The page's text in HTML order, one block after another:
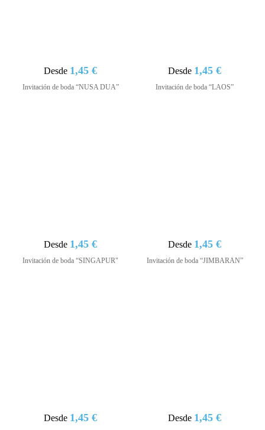
Desde 1,45 €
Invitación de boda “NUSA DUA”
Desde 1,45 €
Invitación de boda “LAOS”
Desde 1,45 €
Invitación de boda “SINGAPUR"
Desde 1,45 €
Invitación de boda “JIMBARAN”
Desde 1,45 € Desde 1,45 €